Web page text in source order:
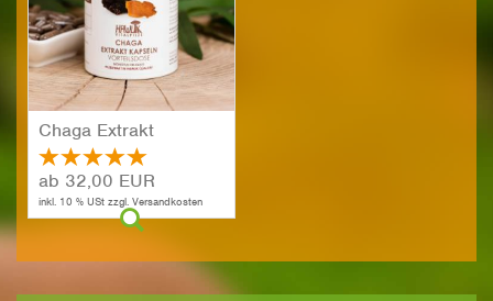
Chaga Ex­trakt
ab 32,00 EUR
inkl. 10 % USt zzgl. Versandkosten